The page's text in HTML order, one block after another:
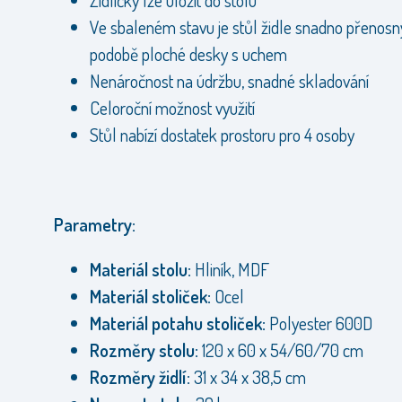
Ve sbaleném stavu je stůl židle snadno
podobě ploché desky s uchem
Nenáročnost na údržbu, snadné skladování
Celoroční možnost využití
Stůl nabízí dostatek prostoru pro 4 osoby
Parametry:
Materiál stolu: Hliník, MDF
Materiál stoliček: Ocel
Materiál potahu stoliček: Polyester 600D
Rozměry stolu:120 x 60 x 54/60/70 cm
Rozměry židlí:31 x 34 x 38,5 cm